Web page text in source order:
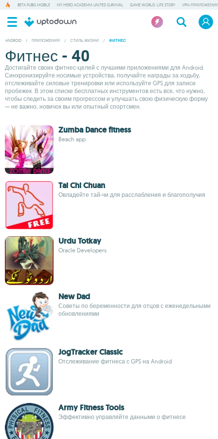
BETA PUBG MOBILE MY HERO ACADEMIA UNITED SURVIVAL GAME WORLD: LIFE STORY VPN-
ANDROID / ПРИЛОЖЕНИЯ / СТИЛЬ ЖИЗНИ / ФИТНЕС
Фитнес - 40
Достигайте своих фитнес-целей с лучшими приложениями для Android.
Синхронизируйте носимые устройства, получайте награды за ходьбу,
отслеживайте силовые тренировки или используйте GPS для записи
пробежек. В этом списке бесплатных инструментов есть все, что нужно,
чтобы следить за своим прогрессом и улучшать свою физическую форму
— не важно, новичок вы или опытный спортсмен.
Zumba Dance fitness
Beach app
Tai Chi Chuan
Овладейте тай-чи для расслабления и благополучия
Urdu Totkay
Oracle Developers
New Dad
Советы по беременности для отцов с еженедельными
обновлениями
JogTracker Classic
Отслеживание фитнеса с GPS на Android
Army Fitness Tools
Эффективно управляйте данными о фитнесе